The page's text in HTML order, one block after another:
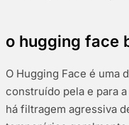
o hugging face
O Hugging Face é uma
construído pela e para
há filtragem agressiva